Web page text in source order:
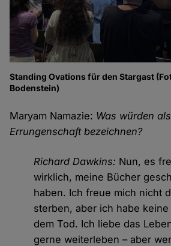
Standing Ovations für den Stargast
Bodenstein)
Maryam Namazie: Was würden
Errungenschaft bezeichnen?
Richard Dawkins: Nun, es
wirklich, meine Bücher
haben. Ich freue mich nicht
sterben, aber ich habe
dem Tod. Ich liebe das
gerne weiterleben – aber